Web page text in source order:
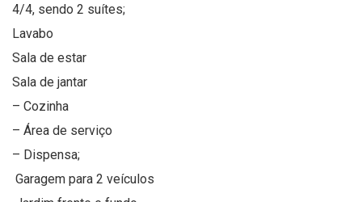
4/4, sendo 2 suítes;
Lavabo
Sala de estar
Sala de jantar
– Cozinha
– Área de serviço
– Dispensa;
Garagem para 2 veículos